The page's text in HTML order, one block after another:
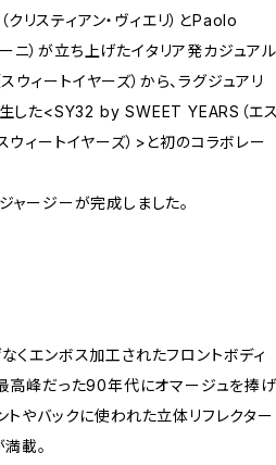
リスティアン・ヴィエリ）とPaolo
ニ）が立ち上げたイタリア発カジュアル
ウィートイヤーズ）から、ラグジュアリ
した<SY32 by SWEET YEARS（エス
ウィートイヤーズ）>と初のコラボレー
ャージーが完成しました。
くエンボス加工されたフロントボディ
高峰だった90年代にオマージュを捧げ
トやバックに使われた立体リフレクター
載。